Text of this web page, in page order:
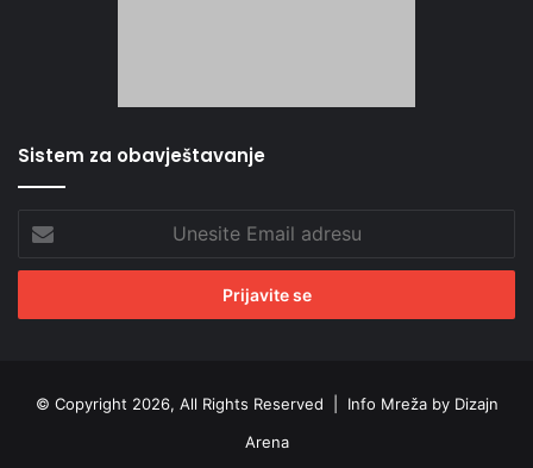
Sistem za obavještavanje
Unesite
Email
adresu
© Copyright 2026, All Rights Reserved | Info Mreža by Dizajn
Arena